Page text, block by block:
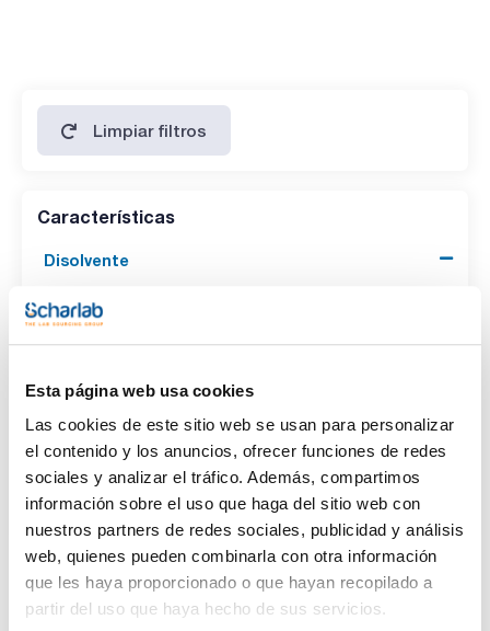
Esta página web usa cookies
Las cookies de este sitio web se usan para personalizar
el contenido y los anuncios, ofrecer funciones de redes
sociales y analizar el tráfico. Además, compartimos
información sobre el uso que haga del sitio web con
nuestros partners de redes sociales, publicidad y análisis
web, quienes pueden combinarla con otra información
que les haya proporcionado o que hayan recopilado a
partir del uso que haya hecho de sus servicios.
Limpiar filtros
Características
Disolvente
Ampoule(1)
Volumen
5 mL(1)
Disolvente
n-Hexane
Envase
Ampoule
Volumen